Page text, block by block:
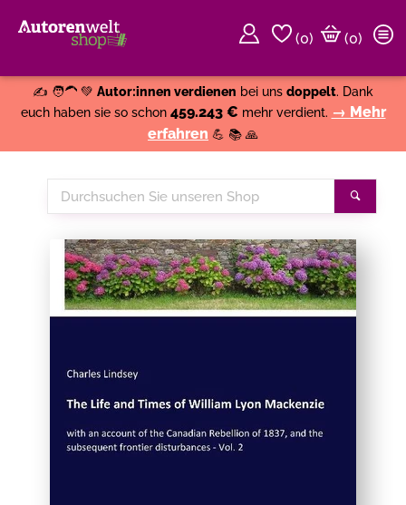
(0)
(0)
✍️ 🧑‍🦱 💚 Autor:innen verdienen bei uns doppelt. Dank
euch haben sie so schon 459.243 € mehr verdient. → Mehr
erfahren 💪 📚 🙏
Durchsuchen
Sie
Shop